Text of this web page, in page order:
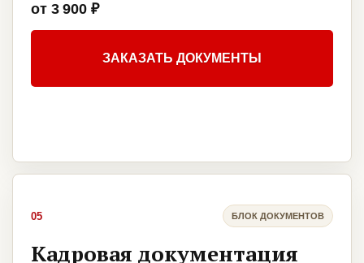
от 3 900 ₽
ЗАКАЗАТЬ ДОКУМЕНТЫ
05 БЛОК ДОКУМЕНТОВ
Кадровая документация